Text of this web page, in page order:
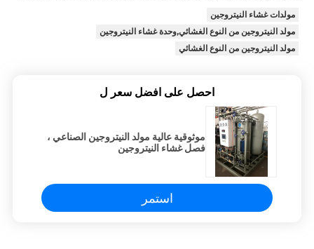
مولدات غشاء النيتروجين
مولد النيتروجين من النوع الغشائي,وحدة غشاء النيتروجين
مولد النيتروجين من النوع الغشائي
احصل على افضل سعر ل
موثوقية عالية مولد النيتروجين الصناعي ،
فصل غشاء النيتروجين
استمر